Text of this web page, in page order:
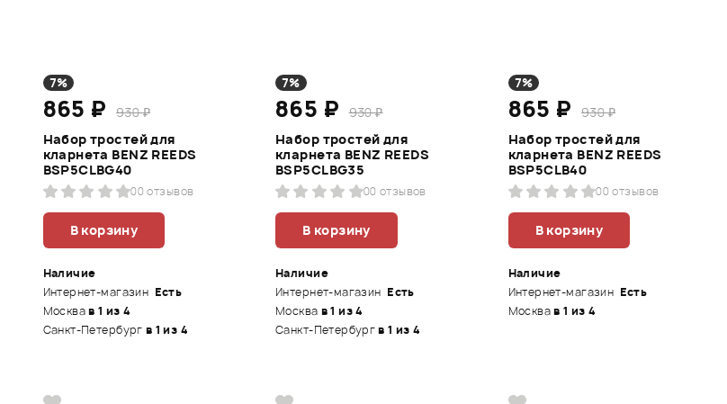
7%
865 ₽
930 ₽
Набор тростей для
кларнета BENZ REEDS
BSP5CLBG40
00 отзывов
В корзину
Наличие
Интернет-магазин Есть
Москвав 1 из 4
Санкт-Петербург в 1 из 4
7%
865 ₽
930 ₽
Набор тростей для
кларнета BENZ REEDS
BSP5CLBG35
00 отзывов
В корзину
Наличие
Интернет-магазин Есть
Москва в 1 из 4
Санкт-Петербургв 1 из 4
7%
865 ₽
930 ₽
Набор тростей для
кларнета BENZ REEDS
BSP5CLB40
00 отзывов
В корзину
Наличие
Интернет-магазин Есть
Москвав 1 из 4